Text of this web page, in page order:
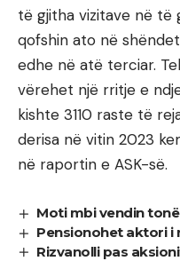
të gjitha vizitave në të
qofshin ato në
edhe në atë terciar.
vërehet një rritje e
kishte 3110 raste të
derisa në vitin 2023
në raportin e ASK-së.
Moti mbi vendin tonë
Pensionohet aktori i
Rizvanolli pas